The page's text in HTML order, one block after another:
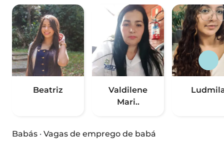
Beatriz
Valdilene
Mari..
Babás · Vagas de emprego de babá